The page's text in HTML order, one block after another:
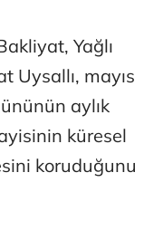
Yağlı
Uysallı, mayıs
aylık
küresel
koruduğunu